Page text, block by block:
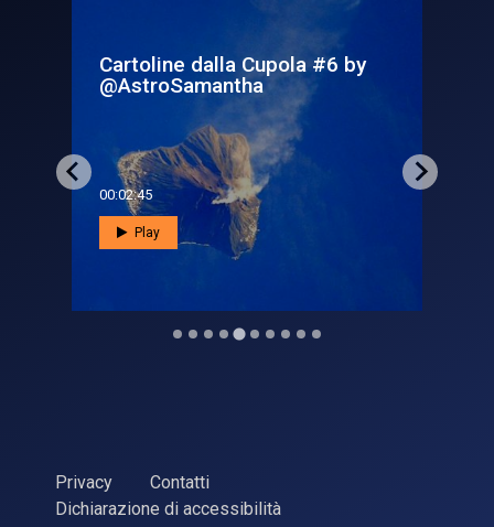
Cartoline dalla Cupola #6 by
@AstroSamantha
00:02:45
Play
Privacy
Contatti
Dichiarazione di accessibilità